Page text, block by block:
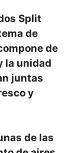
Split
de
de
la unidad
juntas
y
de las